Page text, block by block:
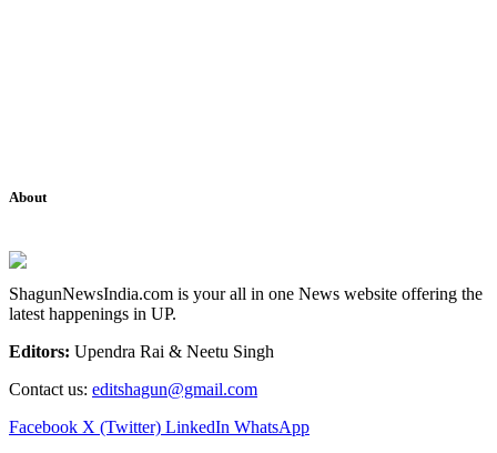
About
ShagunNewsIndia.com is your all in one News website offering the
latest happenings in UP.
Editors: Upendra Rai & Neetu Singh
Contact us: editshagun@gmail.com
Facebook X (Twitter) LinkedIn WhatsApp